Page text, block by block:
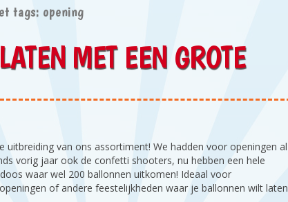
tags: opening
MET EEN GROTE
uitbreiding van ons assortiment! We hadden voor openingen al
vorig jaar ook de confetti shooters, nu hebben een hele
waar wel 200 ballonnen uitkomen! Ideaal voor
of andere feestelijkheden waar je ballonnen wilt laten